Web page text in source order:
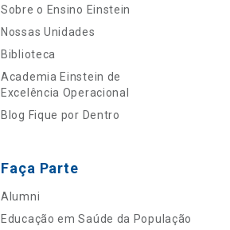
Sobre o Ensino Einstein
Nossas Unidades
Biblioteca
Academia Einstein de
Excelência Operacional
Blog Fique por Dentro
Faça Parte
Alumni
Educação em Saúde da População